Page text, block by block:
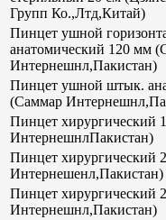
Групп Ко.,Лтд,Китай)
Пинцет ушной
анатомический 120 мм
Интернешнл,Пакистан)
Пинцет ушной штык.
(Саммар
Пинцет хирургический
ИнтернешнлПакистан)
Пинцет хирургический
Интернешенл,Пакистан)
Пинцет хирургический
Интернешнл,Пакистан)